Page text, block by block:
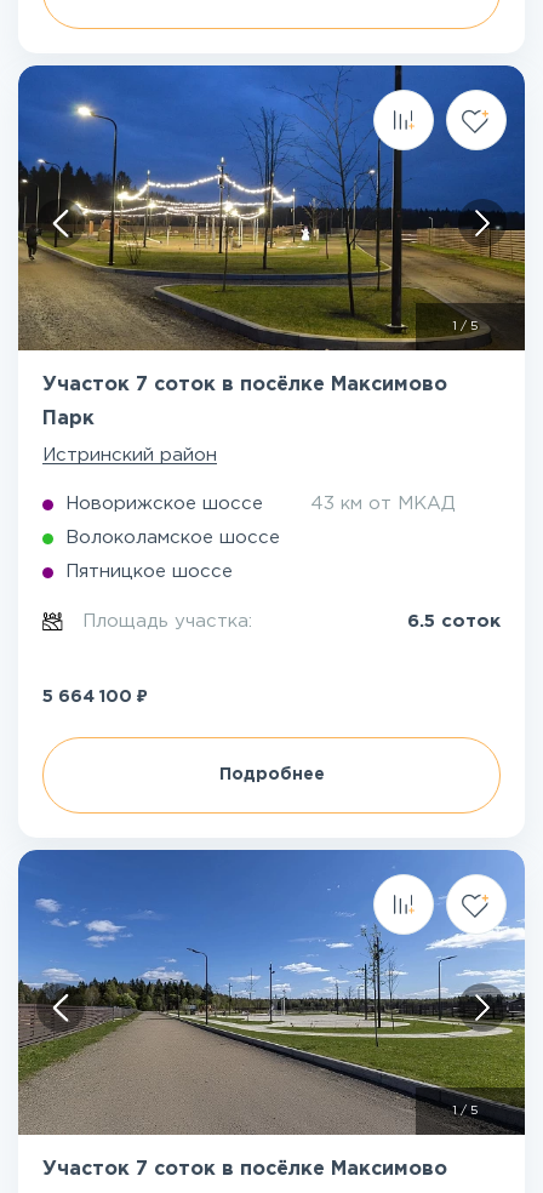
/ 5
Участок 7 соток в посёлке Максимово
Парк
Истринский район
Новорижское шоссе 43 км от МКАД
Волоколамское шоссе
Пятницкое шоссе
Площадь участка: 6.5 соток
5 664 100 ₽
Подробнее
1/ 5
Участок 7 соток в посёлке Максимово